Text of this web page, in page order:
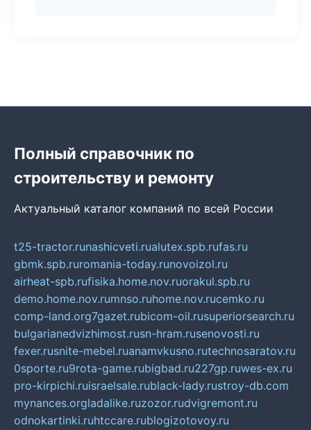
Полный справочник по
строительству и ремонту
Актуальный каталог компаний по всей России
t25-tractor.runashicveti.rualutex.spb.rufas.ru
gbmk.spb.ruromania-today.runovoizol.ru
airheat-spb.rufisika.home.nov.ruorakul.spb.ru
demo.home.nov.rumnso.ruhome.nov.rucemko.ru
comp-land.org7gazet.rubicom-oil.rusuperiorsearch.ru
bulgarianedvizhimost.rusn-hram.rusenovosti.ru
fexer.rusnite-mebel.ruanamvkusno.rutechnosaratov.ru
0sporte.ru9rota-game.rubigbad.ru227gp.ruwes-ex.ru
pro-kirpichi.ruisraelsale.rublack-lady.rustroy-db.com
mynances.orgladalike.ruzozor.rudvigremont.ru
odnokartinki.ruhtccare.rublogizotovoy.ru